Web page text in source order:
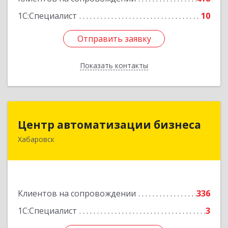
1С:Специалист
10
Отправить заявку
Показать контакты
Отправить заявку
Назад
Центр автоматизации бизнеса
Хабаровск
Клиентов на сопровождении
336
1С:Специалист
3
Центр автоматизации бизнеса
680030, Хабаровский край, Хабаровск г, Ленина